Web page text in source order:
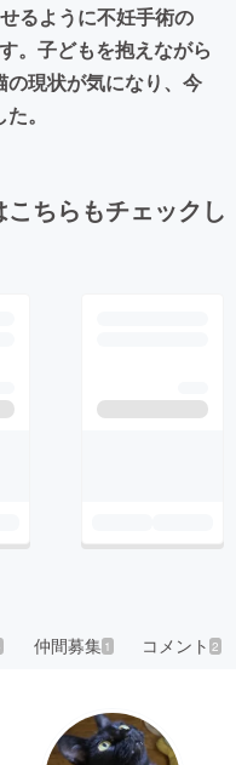
るように不妊手術の
。子どもを抱えながら
現状が気になり、今
。
ちらもチェックし
仲間募集 1 コメント2